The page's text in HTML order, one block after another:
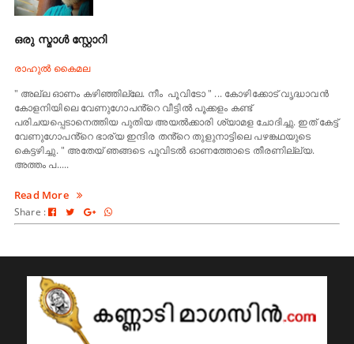
ഒരു സ്മാൾ സ്റ്റോറി
രാഹുൽ കൈമല
" അല്ല ഓണം കഴിഞ്ഞില്ലേ. നീം പൂവിടോ " ... കോഴിക്കോട് വൃദ്ധാവൻ
കോളനിയിലെ വേണുഗോപൻ്റെ വീട്ടിൽ പൂക്കളം കണ്ട്
പരിചയപ്പെടാനെത്തിയ പുതിയ അയൽക്കാരി ശ്യാമള ചോദിച്ചു. ഇത് കേട്ട്
വേണുഗോപൻ്റെ ഭാര്യ ഇന്ദിര തൻ്റെ തുളുനാട്ടിലെ പഴങ്കഥയുടെ
കെട്ടഴിച്ചു. " അതേയ് ഞങ്ങടെ പൂവിടൽ ഓണത്തോടെ തീരണില്ല്യ.
അത്തം പ.....
Read More
Share :